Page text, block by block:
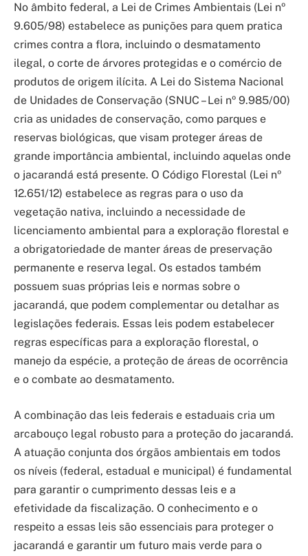
No âmbito federal, a Lei de Crimes Ambientais (Lei nº
9.605/98) estabelece as punições para quem pratica
crimes contra a flora, incluindo o desmatamento
ilegal, o corte de árvores protegidas e o comércio de
produtos de origem ilícita. A Lei do Sistema Nacional
de Unidades de Conservação (SNUC – Lei nº 9.985/00)
cria as unidades de conservação, como parques e
reservas biológicas, que visam proteger áreas de
grande importância ambiental, incluindo aquelas onde
o jacarandá está presente. O Código Florestal (Lei nº
12.651/12) estabelece as regras para o uso da
vegetação nativa, incluindo a necessidade de
licenciamento ambiental para a exploração florestal e
a obrigatoriedade de manter áreas de preservação
permanente e reserva legal. Os estados também
possuem suas próprias leis e normas sobre o
jacarandá, que podem complementar ou detalhar as
legislações federais. Essas leis podem estabelecer
regras específicas para a exploração florestal, o
manejo da espécie, a proteção de áreas de ocorrência
e o combate ao desmatamento.
A combinação das leis federais e estaduais cria um
arcabouço legal robusto para a proteção do jacarandá.
A atuação conjunta dos órgãos ambientais em todos
os níveis (federal, estadual e municipal) é fundamental
para garantir o cumprimento dessas leis e a
efetividade da fiscalização. O conhecimento e o
respeito a essas leis são essenciais para proteger o
jacarandá e garantir um futuro mais verde para o